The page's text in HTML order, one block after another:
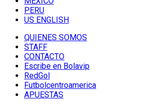
PERU
US ENGLISH
QUIENES SOMOS
STAFF
CONTACTO
Escribe en Bolavip
RedGol
Futbolcentroamerica
APUESTAS